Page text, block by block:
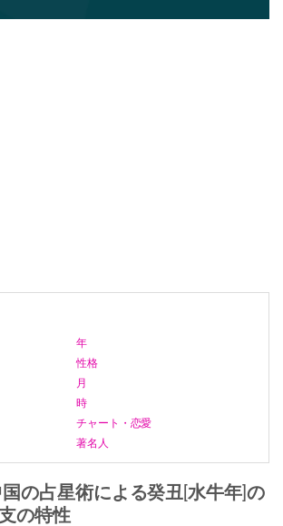
年
性格
月
時
チャート・恋愛
著名人
の占星術による癸丑[水牛年]の
の特性